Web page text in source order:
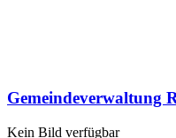
Gemeindeverwaltung
Kein Bild verfügbar